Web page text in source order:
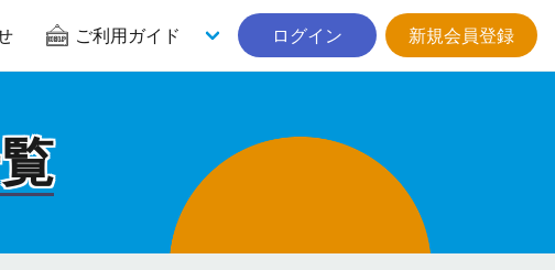
ご利用ガイド ログイン 新規会員登録